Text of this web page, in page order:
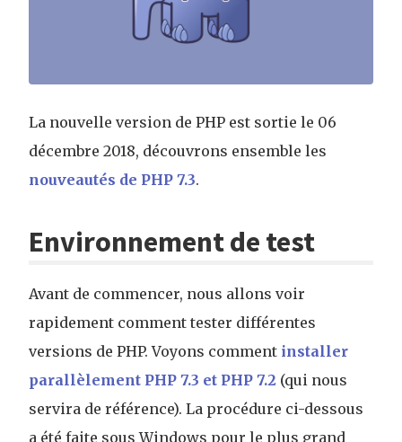
La nouvelle version de PHP est sortie le 06
décembre 2018, découvrons ensemble les
nouveautés de PHP 7.3.
Environnement de test
Avant de commencer, nous allons voir
rapidement comment tester différentes
versions de PHP. Voyons comment installer
parallèlement PHP 7.3 et PHP 7.2 (qui nous
servira de référence). La procédure ci-dessous
a été faite sous Windows pour le plus grand